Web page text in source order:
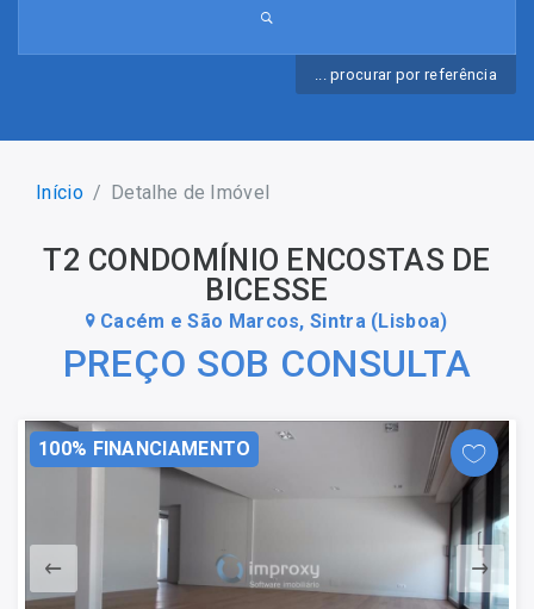
... procurar por referência
Início Detalhe de Imóvel
T2 CONDOMÍNIO ENCOSTAS DE
BICESSE
Cacém e São Marcos, Sintra (Lisboa)
PREÇO SOB CONSULTA
100% FINANCIAMENTO